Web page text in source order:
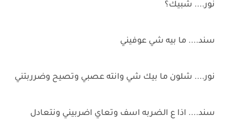
نور.... شبيك؟
سند.... ما بيه شي عوفيني
نور.... شلون ما بيك شي وانته عصبي وتصيح وضرربتني
سند.... اذا ع الضربه اسف وتعاي اضربيني ونتعادل